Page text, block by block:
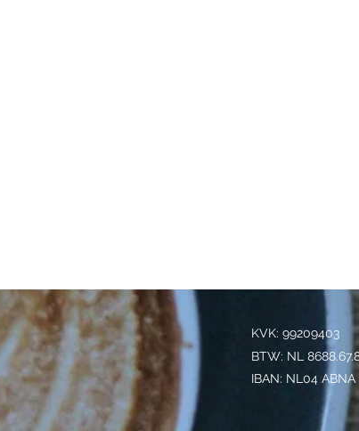
KVK: 99209403
BTW: NL
IBAN: NL04 ABNA